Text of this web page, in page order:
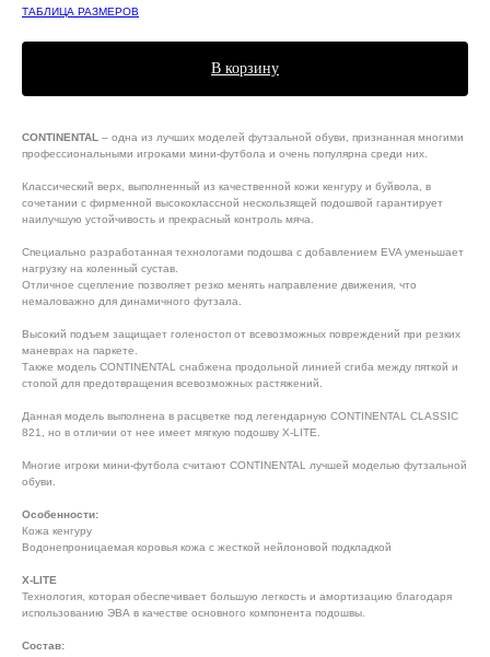
ТАБЛИЦА РАЗМЕРОВ
В корзину
CONTINENTAL – одна из лучших моделей футзальной обуви, признанная многими
профессиональными игроками мини-футбола и очень популярна среди них.
Классический верх, выполненный из качественной кожи кенгуру и буйвола, в
сочетании с фирменной высококлассной нескользящей подошвой гарантирует
наилучшую устойчивость и прекрасный контроль мяча.
Специально разработанная технологами подошва с добавлением EVA уменьшает
нагрузку на коленный сустав.
Отличное сцепление позволяет резко менять направление движения, что
немаловажно для динамичного футзала.
Высокий подъем защищает голеностоп от всевозможных повреждений при резких
маневрах на паркете.
Также модель CONTINENTAL снабжена продольной линией сгиба между пяткой и
стопой для предотвращения всевозможных растяжений.
Данная модель выполнена в расцветке под легендарную CONTINENTAL CLASSIC
821, но в отличии от нее имеет мягкую подошву X-LITE.
Многие игроки мини-футбола считают CONTINENTAL лучшей моделью футзальной
обуви.
Особенности:
Кожа кенгуру
Водонепроницаемая коровья кожа с жесткой нейлоновой подкладкой
X-LITE
Технология, которая обеспечивает большую легкость и амортизацию благодаря
использованию ЭВА в качестве основного компонента подошвы.
Состав: